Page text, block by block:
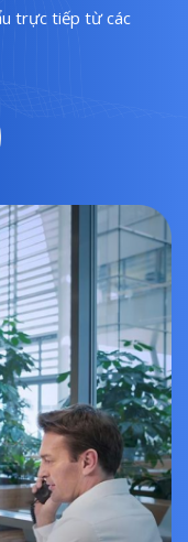
trực tiếp từ các